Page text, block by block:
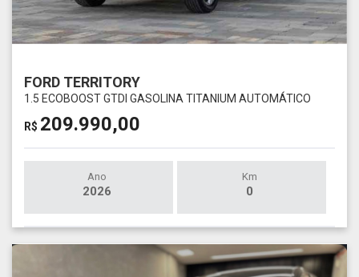
FORD TERRITORY
1.5 ECOBOOST GTDI GASOLINA TITANIUM AUTOMÁTICO
R$ 209.990,00
Ano
2026
Km
0